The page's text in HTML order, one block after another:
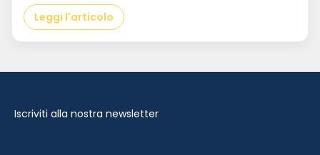
Leggi l'articolo
Iscriviti alla nostra newsletter